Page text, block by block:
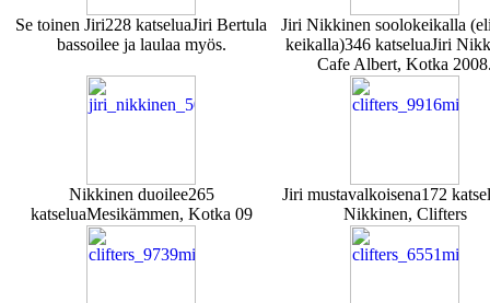
Se toinen Jiri228 katseluaJiri Bertula
bassoilee ja laulaa myös.
Jiri Nikkinen soolokeikalla
keikalla)346 katseluaJiri
Cafe Albert, Kotka
Nikkinen duoilee265
katseluaMesikämmen, Kotka 09
Jiri mustavalkoisena172
Nikkinen, Clifters